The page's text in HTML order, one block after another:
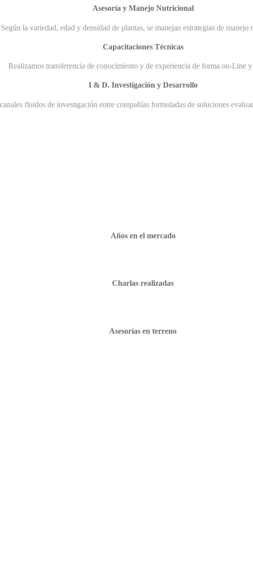
Asesoría y Manejo Nutricional
Según la variedad, edad y densidad de plantas, se manejan estrategias de manejo
Capacitaciones Técnicas
Realizamos transferencia de conocimiento y de experiencia de forma on-Line y
I & D. Investigación y Desarrollo
fluidos de investigación entre compañías formuladas de soluciones
Años en el mercado
Charlas realizadas
Asesorías en terreno